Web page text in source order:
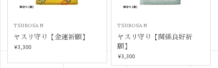
TSUBOSAN
ヤスリ守り【金運祈願】
¥3,300
TSUBOSAN
ヤスリ守り【関係良好祈
願】
¥3,300